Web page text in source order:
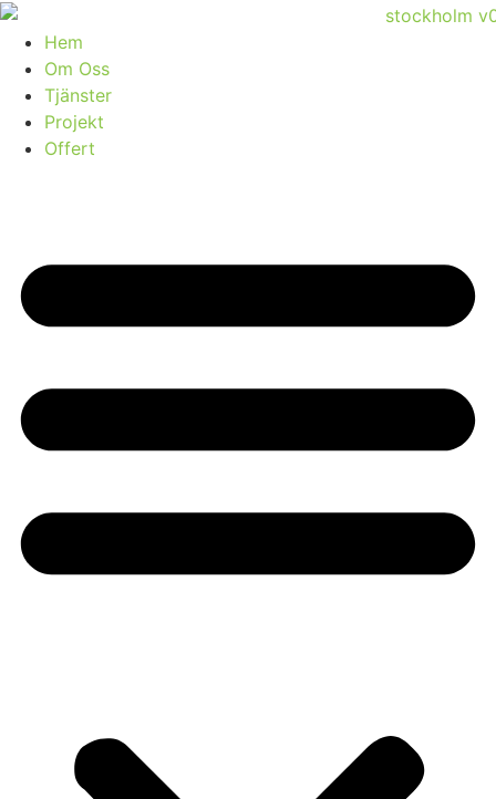
Skip
content
Hem
Om Oss
Tjänster
Projekt
Offert